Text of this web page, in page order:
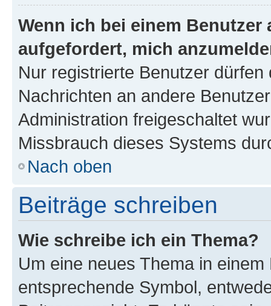
Wenn ich bei einem
aufgefordert, mich
Nur registrierte Benutzer
Nachrichten an andere
Administration freigeschaltet
Missbrauch dieses Systems
Nach oben
Beiträge schreiben
Wie schreibe ich ein Thema?
Um eine neues Thema in
entsprechende Symbol,